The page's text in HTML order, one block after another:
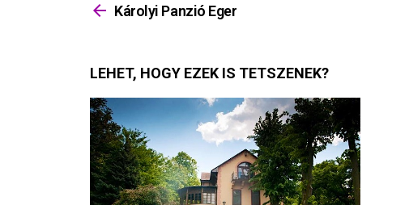
többetKárolyi Panzió Eger
LEHET, HOGY EZEK IS TETSZENEK?